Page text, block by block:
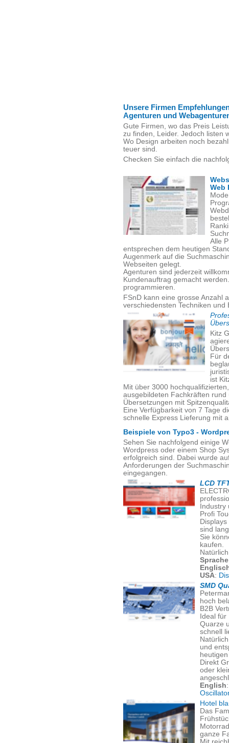
Unsere Firmen
Agenturen und
Gute Firmen, wo das Preis
zu finden, Leider. Jedoch listen
Wo Design arbeiten noch
teuer sind.
Checken Sie einfach die
Web
Alle
entsprechen dem heutigen
Augenmerk auf die
Webseiten gelegt.
Agenturen sind jederzeit
Kundenauftrag gemacht
programmieren.
FSnD kann eine grosse Anzahl
verschiedensten Techniken und
Kitz
Für
ist
Mit über 3000
ausgebildeten Fachkräften
Übersetzungen mit
Eine Verfügbarkeit von 7 Tage
schnelle Express Lieferung mit
Beispiele von Typo3 -
Sehen Sie nachfolgend einige
Wordpress oder einem Shop
erfolgreich sind. Dabei wurde
Anforderungen der
eingegangen.
LCD
Profi
sind
Sie
kaufen.
USA:
SMD
hoch
B2B
Ideal
Quarze
schnell
und
Direkt
oder
English
Hotel
Das
ganze